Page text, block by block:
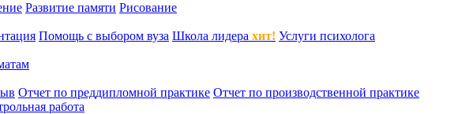
Развитие памяти Рисование
Помощь с выбором вуза Школа лидера хит! Услуги психолога
Отчет по преддипломной практике Отчет по производственной практике
работа